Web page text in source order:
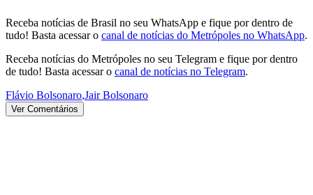
Receba notícias de Brasil no seu WhatsApp e fique por dentro de
tudo! Basta acessar o canal de notícias do Metrópoles no WhatsApp.
Receba notícias do Metrópoles no seu Telegram e fique por dentro
de tudo! Basta acessar o canal de notícias no Telegram.
Flávio Bolsonaro,Jair Bolsonaro
Ver Comentários